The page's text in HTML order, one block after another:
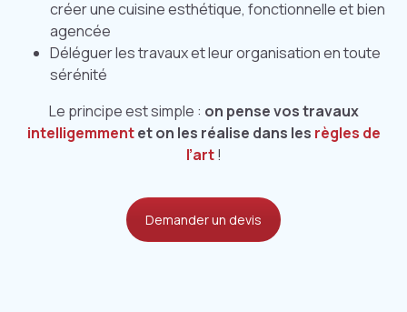
créer une cuisine esthétique, fonctionnelle et bien
agencée
Déléguer les travaux et leur organisation en toute
sérénité
Le principe est simple : on pense vos travaux
intelligemmentet on les réalise dans les règles de
l’art !
Demander un devis